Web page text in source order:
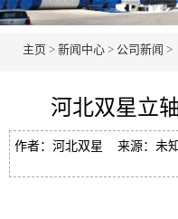
主页 > 新闻中心 > 公司新闻 >
河北双星立
作者：河北双星 来源：未